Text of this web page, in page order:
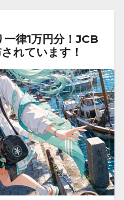
一律1万円分！JCB
れています！